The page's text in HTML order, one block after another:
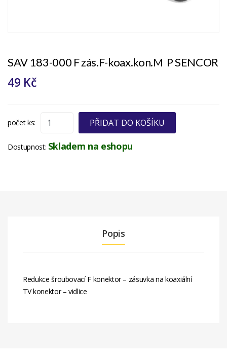
SAV 183-000 F zás.F-koax.kon.M P SENCOR
49 Kč
počet ks: PŘIDAT DO KOŠÍKU
Dostupnost: Skladem na eshopu
Popis
Redukce šroubovací F konektor – zásuvka na koaxiální
TV konektor – vidlice